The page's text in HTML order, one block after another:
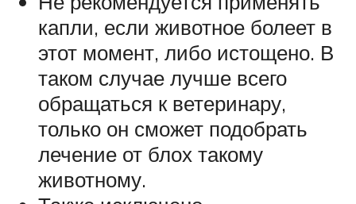
капли, если животное болеет в
этот момент, либо истощено. В
таком случае лучше всего
обращаться к ветеринару,
только он сможет подобрать
лечение от блох такому
животному.